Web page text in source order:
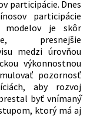
participácie. Dnes
participácie
modelov je skôr
presnejšie
medzi úrovňou
výkonnostnou
pozornosť
aby rozvoj
byť vnímaný́
ktorý má aj